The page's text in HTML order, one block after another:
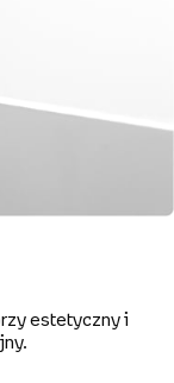
estetyczny i